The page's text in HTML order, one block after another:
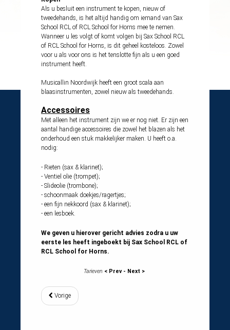
Als u besluit een instrument te kopen, nieuw of
tweedehands, is het altijd handig om iemand van Sax
School RCL of RCL School for Horns mee te nemen.
Wanneer u les volgt of komt volgen bij Sax School RCL
of RCL School for Horns, is dit geheel kosteloos. Zowel
voor u als voor ons is het tenslotte fijn als u een goed
instrument heeft.
Musicallin Noordwijk heeft een groot scala aan
blaasinstrumenten, zowel nieuw als tweedehands.
Accessoires
Met alleen het instrument zijn we er nog niet. Er zijn een
aantal handige accessoires die zowel het blazen als het
onderhoud een stuk makkelijker maken. U heeft o.a.
nodig:
- Rieten (sax & klarinet);
- Ventiel olie (trompet);
- Slideolie (trombone);
- schoonmaak doekjes/ragertjes;
- een fijn nekkoord (sax & klarinet);
- een lesboek.
We geven u hierover gericht advies zodra u uw
eerste les heeft ingeboekt bij Sax School RCL of
RCL School for Horns.
Tarieven < Prev - Next >
Vorige